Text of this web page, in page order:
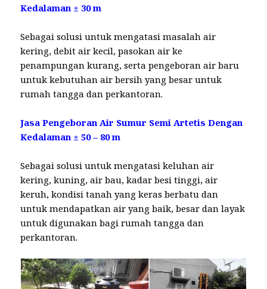
Kedalaman ± 30 m
Sebagai solusi untuk mengatasi masalah air
kering, debit air kecil, pasokan air ke
penampungan kurang, serta pengeboran air baru
untuk kebutuhan air bersih yang besar untuk
rumah tangga dan perkantoran.
Jasa Pengeboran Air Sumur Semi Artetis Dengan
Kedalaman ± 50 – 80 m
Sebagai solusi untuk mengatasi keluhan air
kering, kuning, air bau, kadar besi tinggi, air
keruh, kondisi tanah yang keras berbatu dan
untuk mendapatkan air yang baik, besar dan layak
untuk digunakan bagi rumah tangga dan
perkantoran.